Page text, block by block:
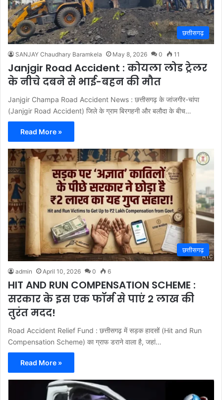
छत्तीसगढ़
SANJAY Chaudhary Baramkela May 8, 2026 0 11
Janjgir Road Accident : कोयला लोड ट्रेलर
के नीचे दबने से भाई-बहन की मौत
Janjgir Champa Road Accident News : छत्तीसगढ़ के जांजगीर-चांपा
(Janjgir Road Accident) जिले के ग्राम बिरगहनी और बलौदा के बीच…
Read More »
छत्तीसगढ़
admin April 10, 2026 0 6
HIT AND RUN COMPENSATION SCHEME :
सरकार के इस एक फॉर्म से पाएं 2 लाख की
तुरंत मदद!
Road Accident Relief Fund : छत्तीसगढ़ में सड़क हादसों (Hit and Run
Compensation Scheme) का ग्राफ डराने वाला है, जहां…
Read More »